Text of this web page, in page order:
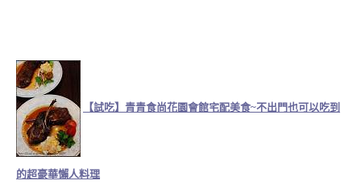
【試吃】青青食尚花園會館宅配美食~不出門也可以吃到
的超豪華懶人料理